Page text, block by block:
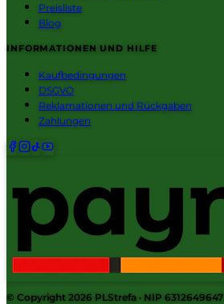
Preisliste
Blog
INFORMATIONEN UND HILFE
Kaufbedingungen
DSGVO
Reklamationen und Rückgaben
Zahlungen
© Copyright 2026 PLStrefa · NIP 6312649647